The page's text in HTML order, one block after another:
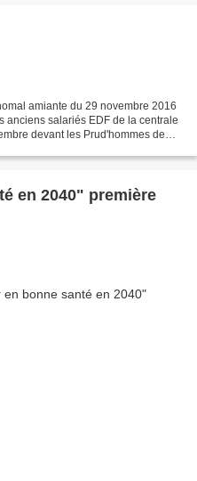
amiante du 29 novembre 2016
anciens salariés EDF de la centrale
devant les Prud'hommes de
première